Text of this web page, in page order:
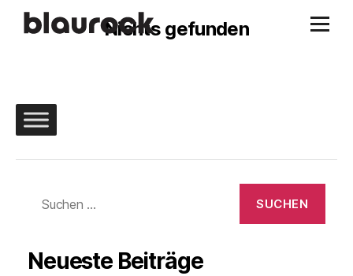
Nichts gefunden
nach:
Neueste Beiträge